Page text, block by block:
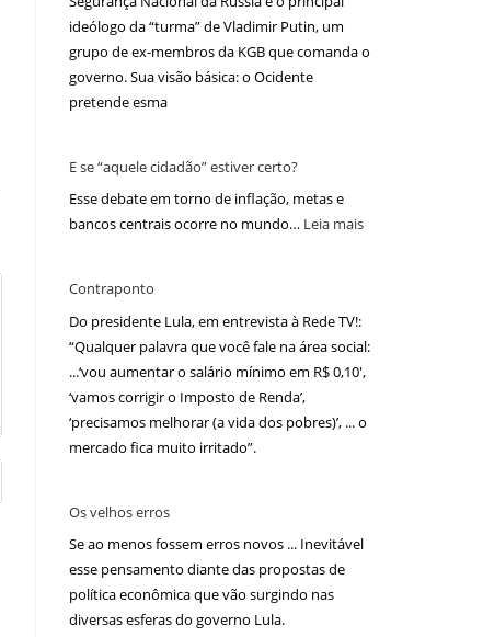
ideólogo da “turma” de Vladimir Putin, um
grupo de ex-membros da KGB que comanda o
governo. Sua visão básica: o Ocidente
pretende esma
E se “aquele cidadão” estiver certo?
Esse debate em torno de inflação, metas e
bancos centrais ocorre no mundo… Leia mais
Contraponto
Do presidente Lula, em entrevista à Rede TV!:
“Qualquer palavra que você fale na área social:
...‘vou aumentar o salário mínimo em R$ 0,10′,
‘vamos corrigir o Imposto de Renda’,
‘precisamos melhorar (a vida dos pobres)’, ... o
mercado fica muito irritado”.
Os velhos erros
Se ao menos fossem erros novos ... Inevitável
esse pensamento diante das propostas de
política econômica que vão surgindo nas
diversas esferas do governo Lula.